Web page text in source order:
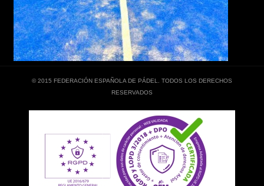
© 2015 FEDERACIÓN ESPAÑOLA DE PÁDEL. TODOS LOS DERECHOS
RESERVADOS